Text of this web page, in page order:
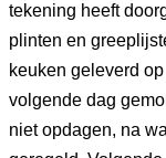
tekening heeft
plinten en
keuken geleverd
volgende dag
niet opdagen, na